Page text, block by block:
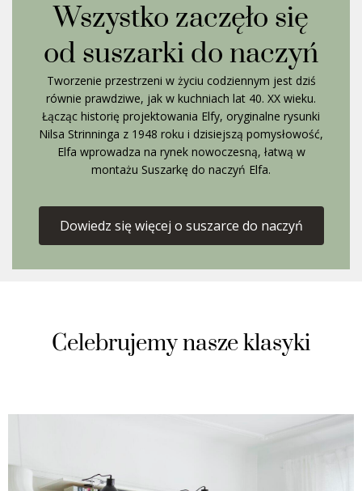
Wszystko zaczęło się
od suszarki do naczyń
Tworzenie przestrzeni w życiu codziennym jest dziś
równie prawdziwe, jak w kuchniach lat 40. XX wieku.
Łącząc historię projektowania Elfy, oryginalne rysunki
Nilsa Strinninga z 1948 roku i dzisiejszą pomysłowość,
Elfa wprowadza na rynek nowoczesną, łatwą w
montażu Suszarkę do naczyń Elfa.
Dowiedz się więcej o suszarce do naczyń
Celebrujemy nasze klasyki